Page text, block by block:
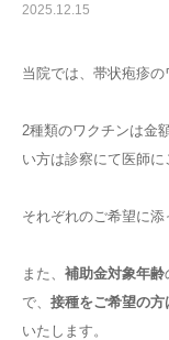
2025.12.15
当院では、帯状疱疹の
2種類のワクチンは金
い方は診察にて医師に
それぞれのご希望に添
また、 補助金対象年齢
で、 接種をご希望の方
いたします。
アクセス
併設サロン